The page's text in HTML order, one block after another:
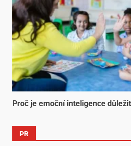
Proč je emoční inteligence
PR